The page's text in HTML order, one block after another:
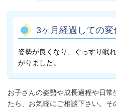
3ヶ月経過しての変
姿勢が良くなり、ぐっすり眠
がりました。
お子さんの姿勢や成長過程や日
たら、お気軽にご相談下さい。